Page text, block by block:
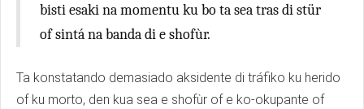
bisti esaki na momentu ku bo ta sea tras di stür
of sintá na banda di e shofùr.
Ta konstatando demasiado aksidente di tráfiko ku herido
of ku morto, den kua sea e shofùr of e ko-okupante of